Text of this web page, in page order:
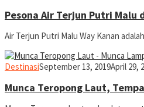
Pesona Air Terjun Putri Malu
Air Terjun Putri Malu Way Kanan
Destinasiyopiefranz
September 13, 2019April 29,
Munca Teropong Laut,